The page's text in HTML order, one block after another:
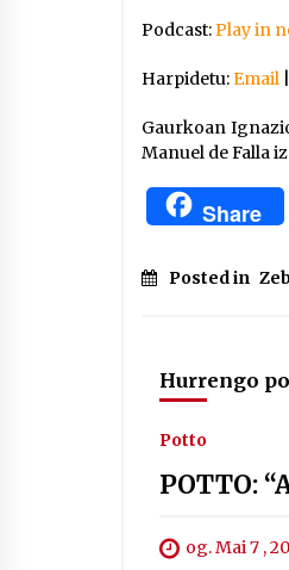
Podcast:Play in
Harpidetu:Email
Gaurkoan
Manuel de Falla
Share
Posted in
Hurrengo
Potto
POTTO:
og. Mai 7 ,